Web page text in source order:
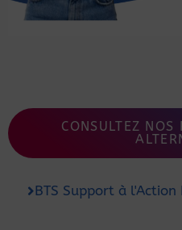
CONSULTEZ NOS
BTS Support à